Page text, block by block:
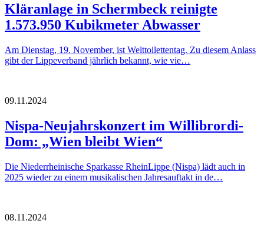
Kläranlage in Schermbeck reinigte
1.573.950 Kubikmeter Abwasser
Am Dienstag, 19. November, ist Welttoilettentag. Zu diesem Anlass
gibt der Lippeverband jährlich bekannt, wie vie…
09.11.2024
Nispa-Neujahrskonzert im Willibrordi-
Dom: „Wien bleibt Wien“
Die Niederrheinische Sparkasse RheinLippe (Nispa) lädt auch in
2025 wieder zu einem musikalischen Jahresauftakt in de…
08.11.2024